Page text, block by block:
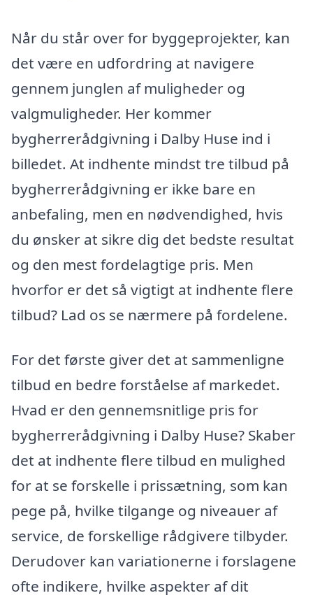
Når du står over for byggeprojekter, kan
det være en udfordring at navigere
gennem junglen af muligheder og
valgmuligheder. Her kommer
bygherrerådgivning i Dalby Huse ind i
billedet. At indhente mindst tre tilbud på
bygherrerådgivning er ikke bare en
anbefaling, men en nødvendighed, hvis
du ønsker at sikre dig det bedste resultat
og den mest fordelagtige pris. Men
hvorfor er det så vigtigt at indhente flere
tilbud? Lad os se nærmere på fordelene.
For det første giver det at sammenligne
tilbud en bedre forståelse af markedet.
Hvad er den gennemsnitlige pris for
bygherrerådgivning i Dalby Huse? Skaber
det at indhente flere tilbud en mulighed
for at se forskelle i prissætning, som kan
pege på, hvilke tilgange og niveauer af
service, de forskellige rådgivere tilbyder.
Derudover kan variationerne i forslagene
ofte indikere, hvilke aspekter af dit